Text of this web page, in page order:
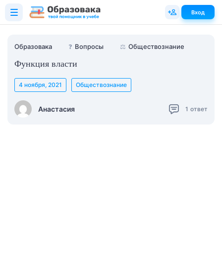
Образовака ❓ Вопросы ⚖️ Обществознание
Функция власти
Анастасия
4 ноября, 2021 Обществознание
1 ответ
Вход